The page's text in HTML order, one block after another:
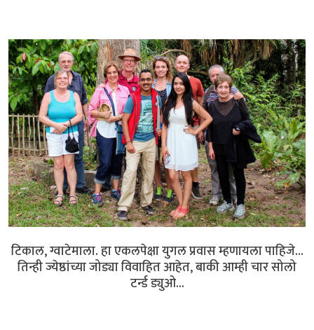
टिकाल, ग्वाटेमाला. हा एकलपेक्षा युगल प्रवास म्हणायला पाहिजे...
तिन्ही ज्येष्ठांच्या जोड्या विवाहित आहेत, बाकी आम्ही चार सोलो
टर्न्ड ड्युओ...